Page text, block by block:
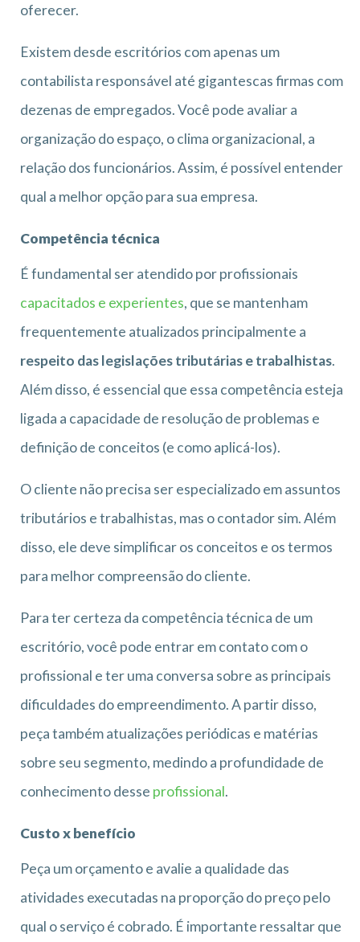
oferecer.
Existem desde escritórios com apenas um
contabilista responsável até gigantescas firmas com
dezenas de empregados. Você pode avaliar a
organização do espaço, o clima organizacional, a
relação dos funcionários. Assim, é possível entender
qual a melhor opção para sua empresa.
Competência técnica
É fundamental ser atendido por profissionais
capacitados e experientes, que se mantenham
frequentemente atualizados principalmente a
respeito das legislações tributárias e trabalhistas.
Além disso, é essencial que essa competência esteja
ligada a capacidade de resolução de problemas e
definição de conceitos (e como aplicá-los).
O cliente não precisa ser especializado em assuntos
tributários e trabalhistas, mas o contador sim. Além
disso, ele deve simplificar os conceitos e os termos
para melhor compreensão do cliente.
Para ter certeza da competência técnica de um
escritório, você pode entrar em contato com o
profissional e ter uma conversa sobre as principais
dificuldades do empreendimento. A partir disso,
peça também atualizações periódicas e matérias
sobre seu segmento, medindo a profundidade de
conhecimento desse profissional.
Custo x benefício
Peça um orçamento e avalie a qualidade das
atividades executadas na proporção do preço pelo
qual o serviço é cobrado. É importante ressaltar que